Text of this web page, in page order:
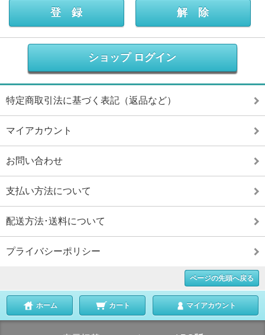
ショップ ログイン
特定商取引法に基づく表記（返品など）
マイアカウント
お問い合わせ
支払い方法について
配送方法･送料について
プライバシーポリシー
ページの先頭へ戻る
ホーム カート マイアカウント